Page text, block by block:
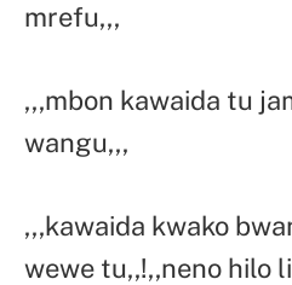
mrefu,,,
,,,mbon kawaida tu
wangu,,,
,,,kawaida kwako
wewe tu,,!,,neno hilo